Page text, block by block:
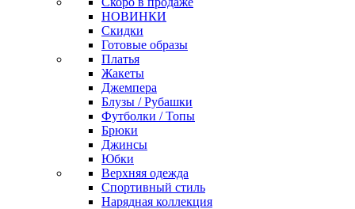
НОВИНКИ
Скидки
Готовые образы
Платья
Жакеты
Джемпера
Блузы / Рубашки
Футболки / Топы
Брюки
Джинсы
Юбки
Верхняя одежда
Спортивный стиль
Нарядная коллекция